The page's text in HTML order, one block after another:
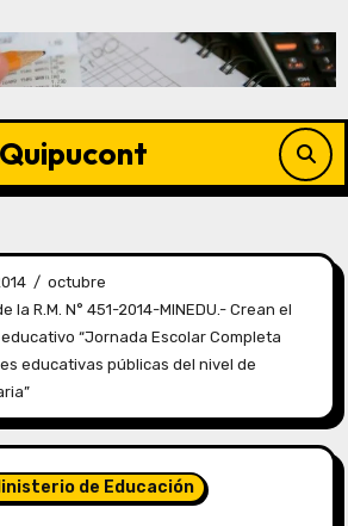
Quipucont
octubre
la R.M. N° 451-2014-MINEDU.- Crean el
“Jornada Escolar Completa
educativas públicas del nivel de
de Educación